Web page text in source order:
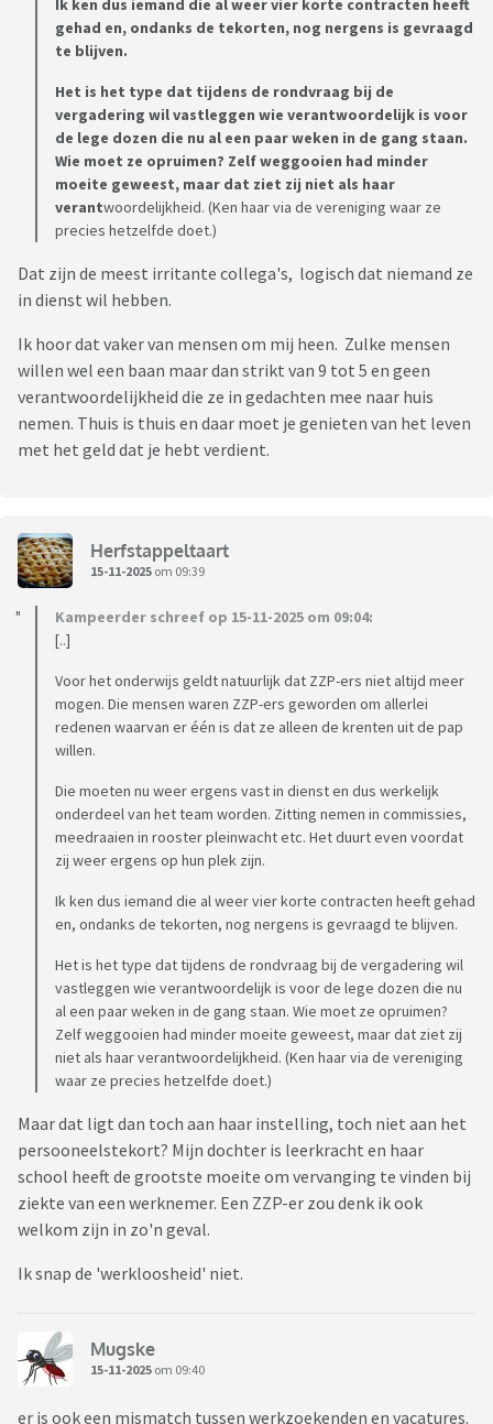
Ik ken dus iemand die al weer vier korte contracten heeft
gehad en, ondanks de tekorten, nog nergens is gevraagd
te blijven.
Het is het type dat tijdens de rondvraag bij de
vergadering wil vastleggen wie verantwoordelijk is voor
de lege dozen die nu al een paar weken in de gang staan.
Wie moet ze opruimen? Zelf weggooien had minder
moeite geweest, maar dat ziet zij niet als haar
verantwoordelijkheid. (Ken haar via de vereniging waar ze
precies hetzelfde doet.)
Dat zijn de meest irritante collega's, logisch dat niemand ze
in dienst wil hebben.
Ik hoor dat vaker van mensen om mij heen. Zulke mensen
willen wel een baan maar dan strikt van 9 tot 5 en geen
verantwoordelijkheid die ze in gedachten mee naar huis
nemen. Thuis is thuis en daar moet je genieten van het leven
met het geld dat je hebt verdient.
Herfstappeltaart
15-11-2025 om 09:39
Kampeerder schreef op 15-11-2025 om 09:04:
[..]
Voor het onderwijs geldt natuurlijk dat ZZP-ers niet altijd meer
mogen. Die mensen waren ZZP-ers geworden om allerlei
redenen waarvan er één is dat ze alleen de krenten uit de pap
willen.
Die moeten nu weer ergens vast in dienst en dus werkelijk
onderdeel van het team worden. Zitting nemen in commissies,
meedraaien in rooster pleinwacht etc. Het duurt even voordat
zij weer ergens op hun plek zijn.
Ik ken dus iemand die al weer vier korte contracten heeft gehad
en, ondanks de tekorten, nog nergens is gevraagd te blijven.
Het is het type dat tijdens de rondvraag bij de vergadering wil
vastleggen wie verantwoordelijk is voor de lege dozen die nu
al een paar weken in de gang staan. Wie moet ze opruimen?
Zelf weggooien had minder moeite geweest, maar dat ziet zij
niet als haar verantwoordelijkheid. (Ken haar via de vereniging
waar ze precies hetzelfde doet.)
Maar dat ligt dan toch aan haar instelling, toch niet aan het
persooneelstekort? Mijn dochter is leerkracht en haar
school heeft de grootste moeite om vervanging te vinden bij
ziekte van een werknemer. Een ZZP-er zou denk ik ook
welkom zijn in zo'n geval.
Ik snap de 'werkloosheid' niet.
Mugske
15-11-2025 om 09:40
er is ook een mismatch tussen werkzoekenden en vacatures.